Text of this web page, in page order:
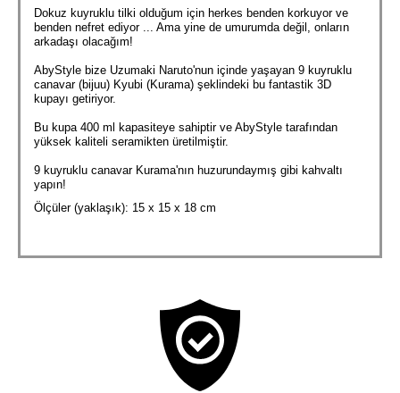
Dokuz kuyruklu tilki olduğum için herkes benden korkuyor ve
benden nefret ediyor ... Ama yine de umurumda değil, onların
arkadaşı olacağım!
AbyStyle bize Uzumaki Naruto'nun içinde yaşayan 9 kuyruklu
canavar (bijuu) Kyubi (Kurama) şeklindeki bu fantastik 3D
kupayı getiriyor.
Bu kupa 400 ml kapasiteye sahiptir ve AbyStyle tarafından
yüksek kaliteli seramikten üretilmiştir.
9 kuyruklu canavar Kurama'nın huzurundaymış gibi kahvaltı
yapın!
Ölçüler (yaklaşık): 15 x 15 x 18 cm